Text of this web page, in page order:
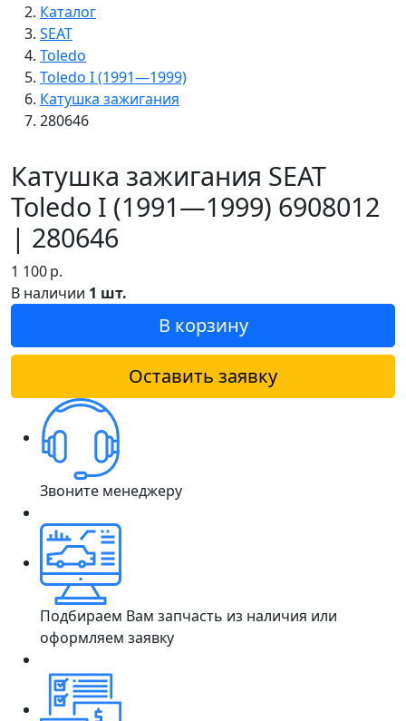
Каталог
SEAT
Toledo
Toledo I (1991—1999)
Катушка зажигания
280646
Катушка зажигания SEAT
Toledo I (1991—1999) 6908012
| 280646
1 100р.
В наличии 1 шт.
В корзину
Оставить заявку
Звоните менеджеру
Подбираем Вам запчасть из наличия или
оформляем заявку